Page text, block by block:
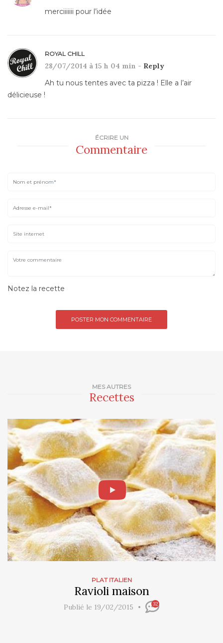
MES AUTRES
Recettes
PLAT ITALIEN
Ravioli maison
Publié le 19/02/2015 32
merciiiiiii pour l’idée
ROYAL CHILL
28/07/2014 à 15 h 04 min - Reply
Ah tu nous tentes avec ta pizza ! Elle a l’air
délicieuse !
ÉCRIRE UN
Commentaire
Notez la recette